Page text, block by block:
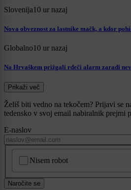
Slovenija10 ur nazaj
Nova obveznost za lastnike mačk, a kdor
Globalno10 ur nazaj
Na Hrvaškem prižgali rdeči alarm zaradi
Prikaži več
Želiš biti vedno na tekočem? Prijavi se
tedensko v svoj email nabiralnik prejmi
E-naslov
Nisem robot
Naročite se